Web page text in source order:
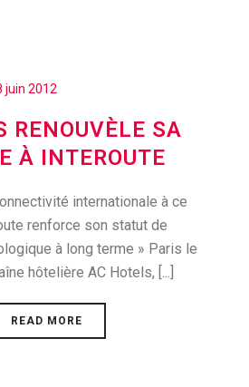
juin 2012
RENOUVÈLE SA
À INTEROUTE
internationale à ce
renforce son statut de
à long terme » Paris le
hôtelière AC Hotels, [...]
READ MORE